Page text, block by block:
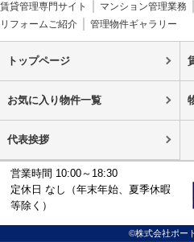
賃貸管理専門サイト マンション管理業務
リフォームご紹介
管理物件ギャラリー
トップページ
お気に入り物件一覧
代表挨拶
営業時間 10:00～18:30
定休日 なし（年末年始、夏季休暇
等除く）
©株式会社ポー